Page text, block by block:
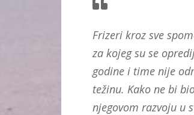
Frizeri kroz sve
za kojeg su se
godine i time nije
težinu. Kako ne bi
njegovom razvoju u